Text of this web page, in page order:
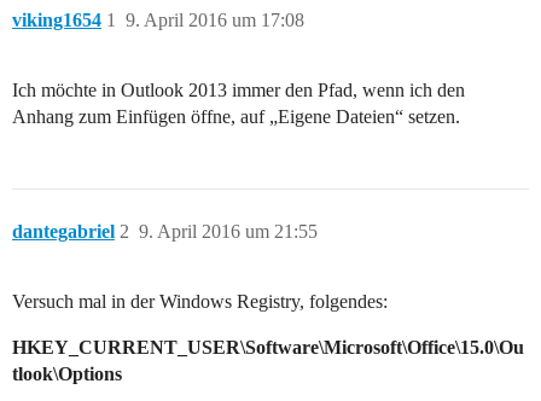
viking1654 9. April 2016 um 17:08
1
Ich möchte in Outlook 2013 immer den Pfad, wenn ich den
Anhang zum Einfügen öffne, auf „Eigene Dateien“ setzen.
dantegabriel 9. April 2016 um 21:55
2
Versuch mal in der Windows Registry, folgendes:
HKEY_CURRENT_USER\Software\Microsoft\Office\15.0\Ou
tlook\Options